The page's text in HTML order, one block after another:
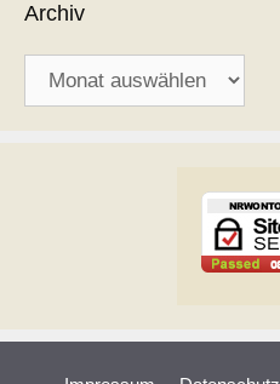
Archiv
Archiv